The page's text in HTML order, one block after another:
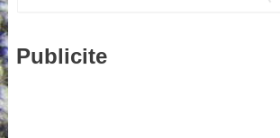
Publicite